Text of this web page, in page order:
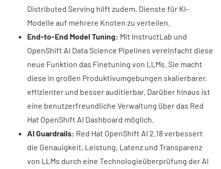
Distributed Serving hilft zudem, Dienste für KI-
Modelle auf mehrere Knoten zu verteilen.
End-to-End Model Tuning: Mit InstructLab und
OpenShift AI Data Science Pipelines vereinfacht diese
neue Funktion das Finetuning von LLMs. Sie macht
diese in großen Produktivumgebungen skalierbarer,
effizienter und besser auditierbar. Darüber hinaus ist
eine benutzerfreundliche Verwaltung über das Red
Hat OpenShift AI Dashboard möglich.
AI Guardrails: Red Hat OpenShift AI 2.18 verbessert
die Genauigkeit, Leistung, Latenz und Transparenz
von LLMs durch eine Technologieüberprüfung der AI